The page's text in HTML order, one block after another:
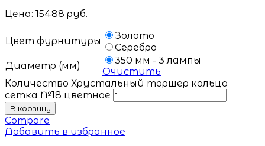
Цена: 15488 руб.
Цвет фурнитуры
Золото
Серебро
Диаметр (мм)
350 мм - 3 лампы
Очистить
Количество Хрустальный торшер кольцо
сетка №18 цветное
В корзину
Compare
Добавить в избранное